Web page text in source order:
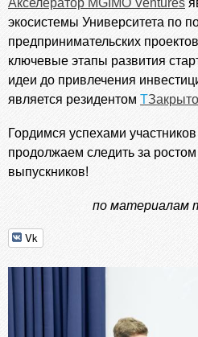
Акселератор MGIMO Ventures
экосистемы Университета по
предпринимательских
ключевые этапы развития
идеи до привлечения
является резидентом
Гордимся успехами
продолжаем следить за
выпускников!
по материалам
Vk